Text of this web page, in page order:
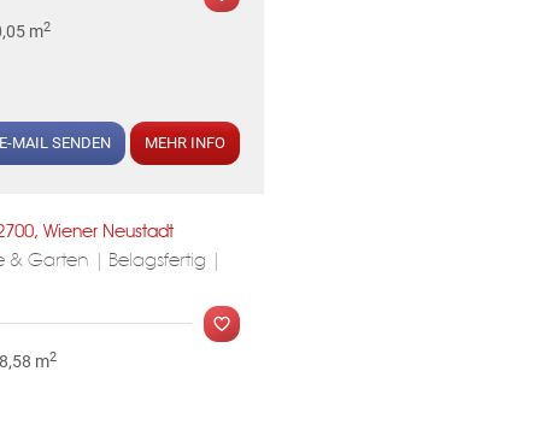
MER
m2
MAIL SENDEN MEHR INFO
Wiener Neustadt
Garten | Belagsfertig |
m2